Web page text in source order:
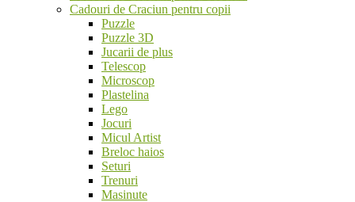
Cadouri de Craciun pentru copii
Puzzle
Puzzle 3D
Jucarii de plus
Telescop
Microscop
Plastelina
Lego
Jocuri
Micul Artist
Breloc haios
Seturi
Trenuri
Masinute